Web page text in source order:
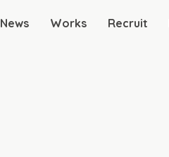
News Works Recruit